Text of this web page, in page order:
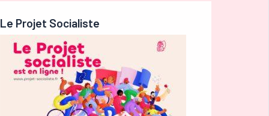
Le Projet Socialiste